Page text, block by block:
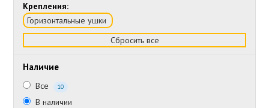
Крепления:
Горизонтальные ушки
Сбросить все
Наличие
Все 10
В наличии